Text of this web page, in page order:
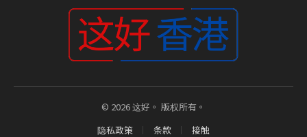
© 2026 这好。 版权所有。
隐私政策
条款 接触